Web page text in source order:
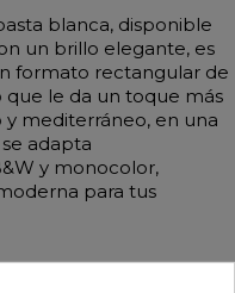
blanca, disponible
un brillo elegante, es
formato rectangular de
que le da un toque más
mediterráneo, en una
adapta
y monocolor,
para tus